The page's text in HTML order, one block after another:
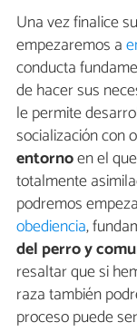
Una vez finalice
empezaremos a
conducta
de hacer sus
le permite
socialización con
entornoen el
totalmente
podremos
obediencia,
del perro y
resaltar que si
raza también
proceso puede